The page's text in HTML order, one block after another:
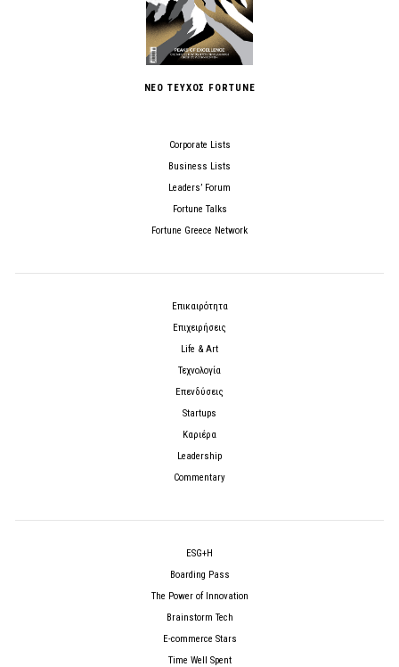
ΝΕΟ ΤΕΥΧΟΣ FORTUNE
Corporate Lists
Business Lists
Leaders’ Forum
Fortune Talks
Fortune Greece Network
Επικαιρότητα
Επιχειρήσεις
Life & Art
Τεχνολογία
Επενδύσεις
Startups
Καριέρα
Leadership
Commentary
ESG+H
Boarding Pass
The Power of Innovation
Brainstorm Tech
E-commerce Stars
Time Well Spent